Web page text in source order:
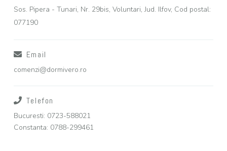
Sos. Pipera - Tunari, Nr. 29bis, Voluntari, Jud. Ilfov, Cod postal:
077190
Email
comenzi@dormivero.ro
Telefon
Bucuresti: 0723-588021
Constanta: 0788-299461